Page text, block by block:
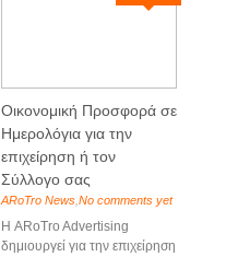
Οικονομική Προσφορά σε
Ημερολόγια για την
επιχείρηση ή τον
Σύλλογο σας
ARoTro News No comments yet
Η ARoTro Advertising
δημιουργεί για την επιχείρηση